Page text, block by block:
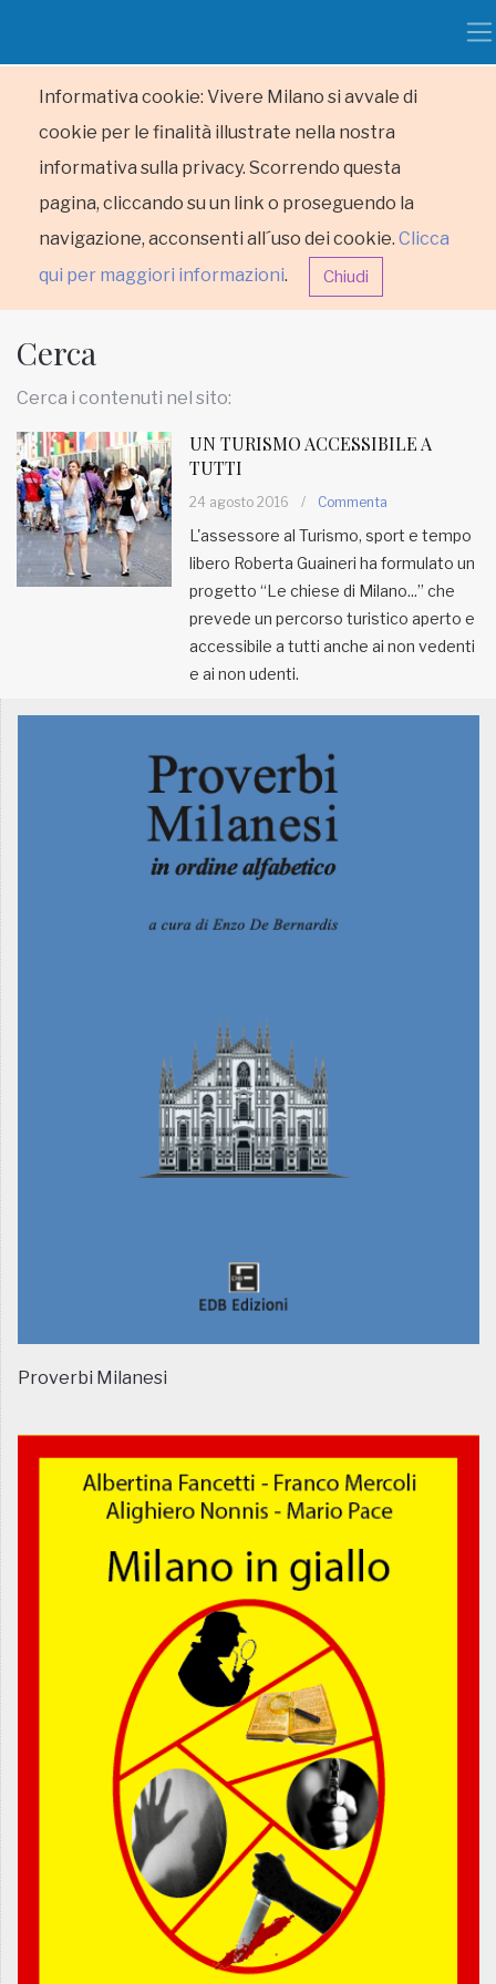
Informativa cookie: Vivere Milano si avvale di
cookie per le finalità illustrate nella nostra
informativa sulla privacy. Scorrendo questa
pagina, cliccando su un link o proseguendo la
navigazione, acconsenti all´uso dei cookie. Clicca
qui per maggiori informazioni. Chiudi
HOME
RUBRICHE
MUNICIPI
Inviateci le vostre segnalazioni
Fondato e diretto da Enzo De
EDB edizioni - Via Brivio angolo C.
Imbonati, 89 20159 Milano (Italia)
Informativa sulla privacy
Cerca
Cerca i contenuti nel sito:
UN TURISMO ACCESSIBILE A
TUTTI
24 agosto 2016 / Commenta
L'assessore al Turismo, sport e tempo
libero Roberta Guaineri ha formulato un
progetto “Le chiese di Milano...” che
prevede un percorso turistico aperto e
accessibile a tutti anche ai non vedenti
e ai non udenti.
Proverbi Milanesi